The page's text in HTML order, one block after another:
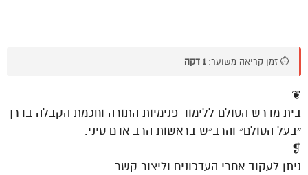
⏱️ זמן קריאה משוער: 1 דקה
❦
בית מדרש הסולם ללימוד פנימיות התורה וחכמת הקבלה בדרך
״בעל הסולם״ והרב״ש בראשות הרב אדם סיני.
❡
ניתן לעקוב אחרי העדכונים וליצור קשר